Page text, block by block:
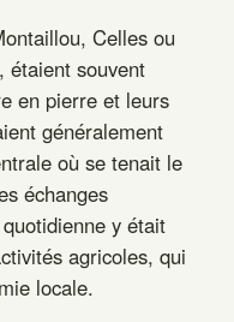
Celles ou
étaient souvent
en pierre et leurs
généralement
où se tenait le
échanges
y était
agricoles, qui
locale.